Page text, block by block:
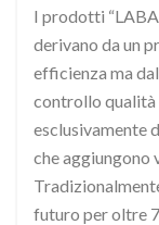
I prodotti
derivano da un
efficienza ma
controllo qualità
esclusivamente
che aggiungono
futuro per oltre